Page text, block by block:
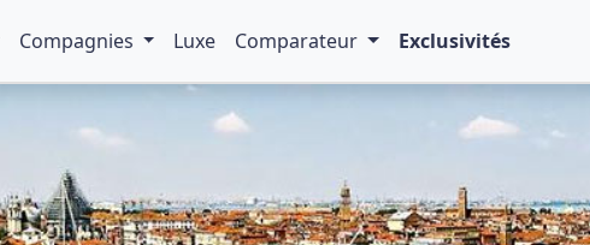
Compagnies Luxe Comparateur Exclusivités